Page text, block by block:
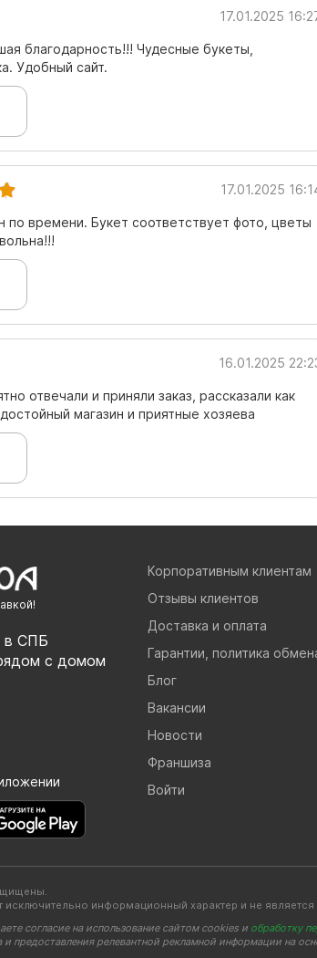
17.01.2025
благодарность!!! Чудесные букеты,
Удобный сайт.
17.01.2025
по времени. Букет соответствует фото, цветы
16.01.2025
отвечали и приняли заказ, рассказали как
магазин и приятные хозяева
в СПБ
с домом
Корпоративным клиентам
Отзывы клиентов
Доставка и оплата
Гарантии, политика
Блог
Вакансии
Новости
Франшиза
Войти
исключительно информационный характер и не
согласие на использование сайтом cookies и обработку
и предоставления релевантной рекламной информации на